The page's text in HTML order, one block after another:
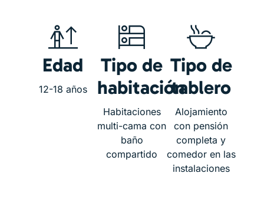
Edad
12-18 años
Tipo de
habitación
Habitaciones
multi-cama con
baño
compartido
Tipo de
tablero
Alojamiento
con pensión
completa y
comedor en las
instalaciones